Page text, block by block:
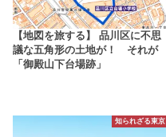
【地図を旅する】 品川区に不思
議な五角形の土地が！ それが
「御殿山下台場跡」
知られざる東京